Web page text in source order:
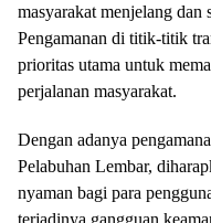
masyarakat menjelang
Pengamanan di titik-titik
prioritas utama untuk
perjalanan masyarakat.
Dengan adanya
Pelabuhan Lembar,
nyaman bagi para
terjadinya gangguan